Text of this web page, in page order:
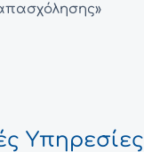
Υπηρεσίες